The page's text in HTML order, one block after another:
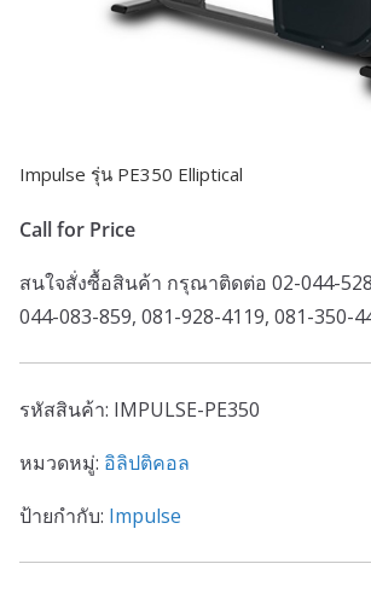
Impulse รุ่น PE350 Elliptical
Call for Price
สนใจสั่งซื้อสินค้า กรุณาติดต่อ 02-044-
044-083-859, 081-928-4119, 081-350-
รหัสสินค้า: IMPULSE-PE350
หมวดหมู่: อิลิปติคอล
ป้ายกำกับ: Impulse